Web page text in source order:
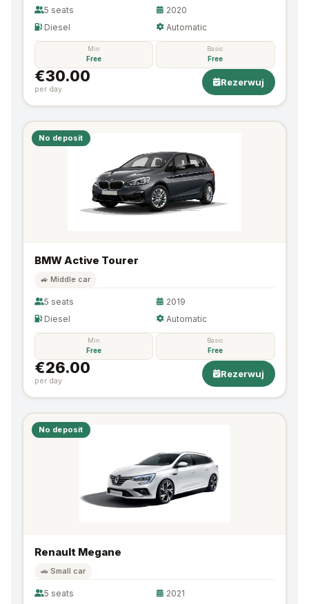
5 seats
2020
Diesel
Automatic
Min
Free
Basic
Free
€30.00
per day
Rezerwuj
No deposit
BMW Active Tourer
🚙 Middle car
5 seats
2019
Diesel
Automatic
Min
Free
Basic
Free
€26.00
per day
Rezerwuj
No deposit
Renault Megane
🚗 Small car
5 seats
2021